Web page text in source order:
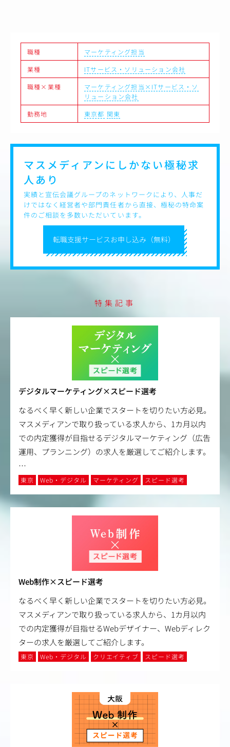
くことを想定しています。
〈具体的な業務内容〉
●市場・競合・顧客の分析による機会・課題の発見
●各種マーケティング施策の効果検証
●TVCM・デジタル広告など広告投資の効果分析
●分析結果をもとにした課題抽出と改善施策の立案・実行
●データに基づくPDCAの提案 など
職種
マーケティング担当
業種
ITサービス・ソリューション会社
職種×業種
マーケティング担当×ITサービス・ソ
リューション会社
勤務地
東京都 関東
転職支援サービスお申し込み（無料）
マスメディアンにしかない極秘求
人あり
実績と宣伝会議グループのネットワークにより、人事だ
けではなく経営者や部門責任者から直接、極秘の特命案
件のご相談を多数いただいています。
特集記事
デジタルマーケティング×スピード選考
なるべく早く新しい企業でスタートを切りたい方必見。
マスメディアンで取り扱っている求人から、1カ月以内
での内定獲得が目指せるデジタルマーケティング（広告
運用、プランニング）の求人を厳選してご紹介します。
…
東京 Web・デジタル マーケティング スピード選考
Web制作×スピード選考
なるべく早く新しい企業でスタートを切りたい方必見。
マスメディアンで取り扱っている求人から、1カ月以内
での内定獲得が目指せるWebデザイナー、Webディレク
ターの求人を厳選してご紹介します。
東京 Web・デジタル クリエイティブ スピード選考